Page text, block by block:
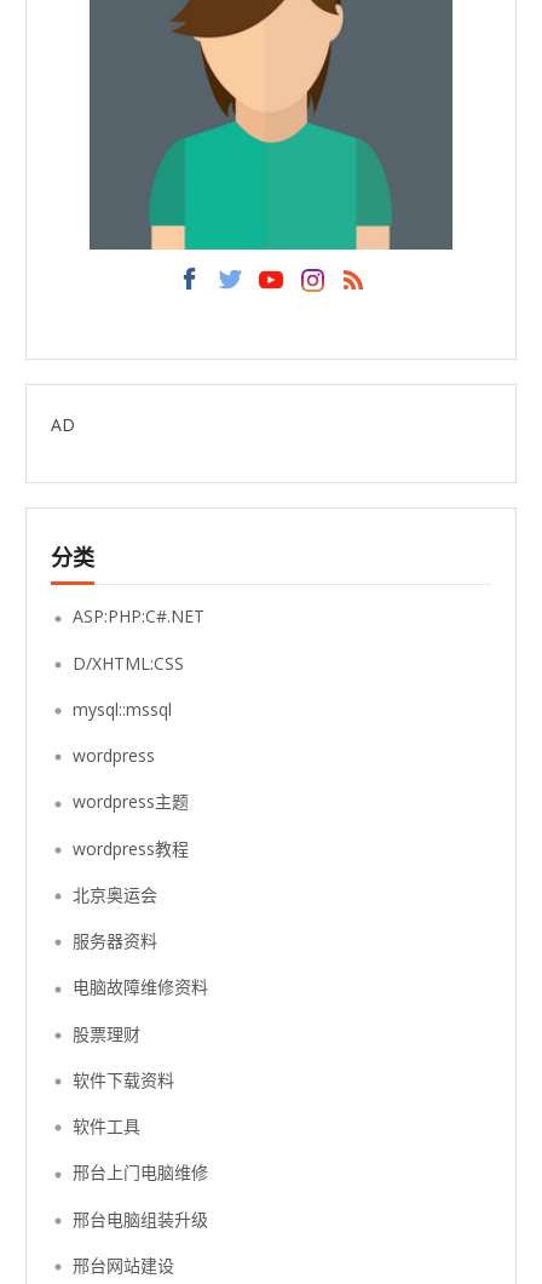
AD
分类
ASP:PHP:C#.NET
D/XHTML:CSS
mysql::mssql
wordpress
wordpress主题
wordpress教程
北京奥运会
服务器资料
电脑故障维修资料
股票理财
软件下载资料
软件工具
邢台上门电脑维修
邢台电脑组装升级
邢台网站建设